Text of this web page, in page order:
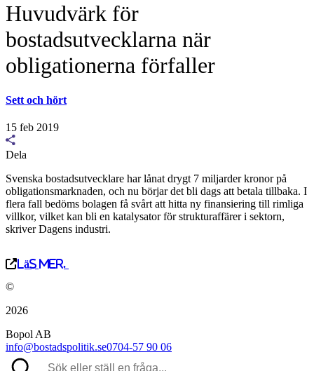
Huvudvärk för
bostadsutvecklarna när
obligationerna förfaller
Sett och hört
15 feb 2019
Dela
Svenska bostadsutvecklare har lånat drygt 7 miljarder kronor på
obligationsmarknaden, och nu börjar det bli dags att betala tillbaka. I
flera fall bedöms bolagen få svårt att hitta ny finansiering till rimliga
villkor, vilket kan bli en katalysator för strukturaffärer i sektorn,
skriver Dagens industri.
Läs mer.
©
2026
Bopol AB
info@bostadspolitik.se0704-57 90 06